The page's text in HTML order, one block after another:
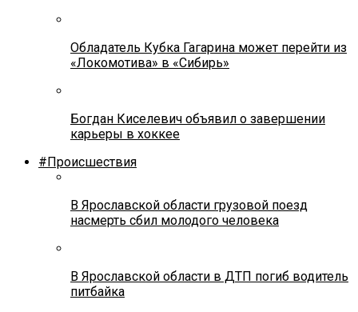
Обладатель Кубка Гагарина может перейти из
«Локомотива» в «Сибирь»
Богдан Киселевич объявил о завершении
карьеры в хоккее
#Происшествия
В Ярославской области грузовой поезд
насмерть сбил молодого человека
В Ярославской области в ДТП погиб водитель
питбайка